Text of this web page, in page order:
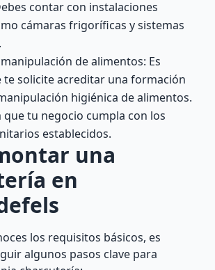
contar con instalaciones
cámaras frigoríficas y sistemas
de alimentos: Es
te solicite acreditar una formación
higiénica de alimentos.
que tu negocio cumpla con los
establecidos.
una
en
los requisitos básicos, es
algunos pasos clave para